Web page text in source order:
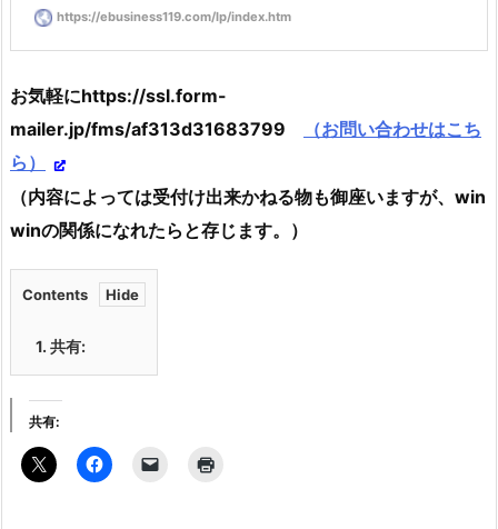
https://ebusiness119.com/lp/index.htm
お気軽にhttps://ssl.form-
mailer.jp/fms/af313d31683799
（お問い合わせはこち
ら）
（内容によっては受付け出来かねる物も御座いますが、win
winの関係になれたらと存じます。）
Contents
1. 共有:
共有: